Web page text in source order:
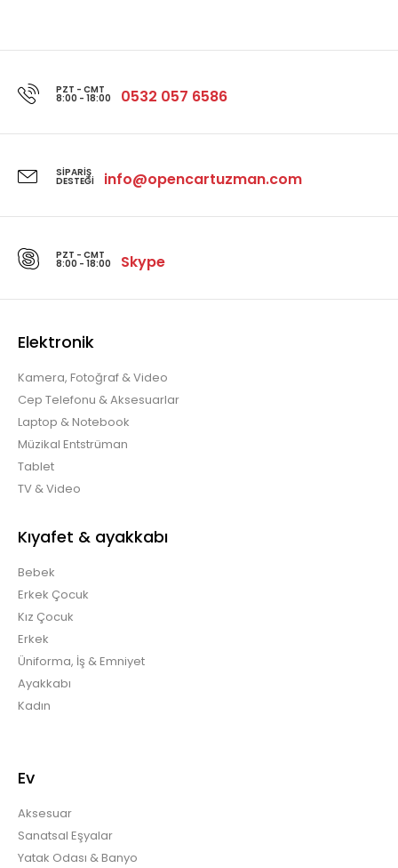
PZT - CMT
8:00 - 18:00 0532 057 6586
SIPARIŞ
DESTEĞI info@opencartuzman.com
PZT - CMT
8:00 - 18:00 Skype
Elektronik
Kamera, Fotoğraf & Video
Cep Telefonu & Aksesuarlar
Laptop & Notebook
Müzikal Entstrüman
Tablet
TV & Video
Kıyafet & ayakkabı
Bebek
Erkek Çocuk
Kız Çocuk
Erkek
Üniforma, İş & Emniyet
Ayakkabı
Kadın
Ev
Aksesuar
Sanatsal Eşyalar
Yatak Odası & Banyo